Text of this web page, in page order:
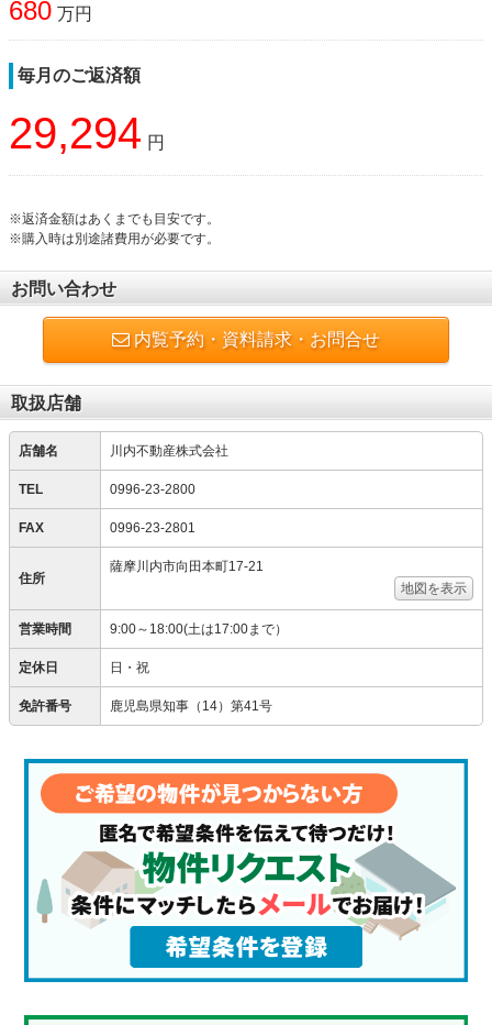
680 万円
毎月のご返済額
29,294 円
※返済金額はあくまでも目安です。
※購入時は別途諸費用が必要です。
お問い合わせ
内覧予約・資料請求・お問合せ
取扱店舗
店舗名 川内不動産株式会社
TEL 0996-23-2800
FAX 0996-23-2801
住所
薩摩川内市向田本町17-21
地図を表示
営業時間 9:00～18:00(土は17:00まで）
定休日 日・祝
免許番号 鹿児島県知事（14）第41号